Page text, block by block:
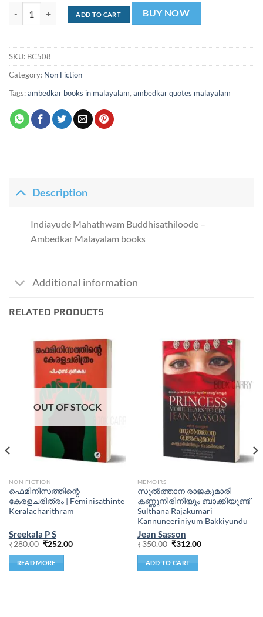
വേദങ്ങളുടെ അപ്രമാദിത്വം | Vedangalude Apramadithwam
ADD TO CART BUY NOW
SKU: BC508
Category: Non Fiction
Tags:ambedkar books in malayalam, ambedkar quotes malayalam
Description
Indiayude Mahathwam Buddhisathiloode –
Ambedkar Malayalam books
Additional information
RELATED PRODUCTS
OUT OF STOCK
NON FICTION
ഫെമിനിസത്തിന്റെ
കേരളചരിത്രം | Feminisathinte
Keralacharithram
Sreekala P S
₹280.00 ₹252.00
READ MORE
MEMOIRS
സുല്‍ത്താന രാജകുമാരി
കണ്ണുനീരിനിയും ബാക്കിയുണ്ട്
Sulthana Rajakumari
Kannuneeriniyum Bakkiyundu
Jean Sasson
₹350.00 ₹312.00
ADD TO CART